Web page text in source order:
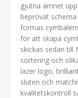
gjutna ämnet
beprövat
formas
för att skapa
skickas sedan till
sortering och
lazer logo,
sluten och
kvalitetskontroll